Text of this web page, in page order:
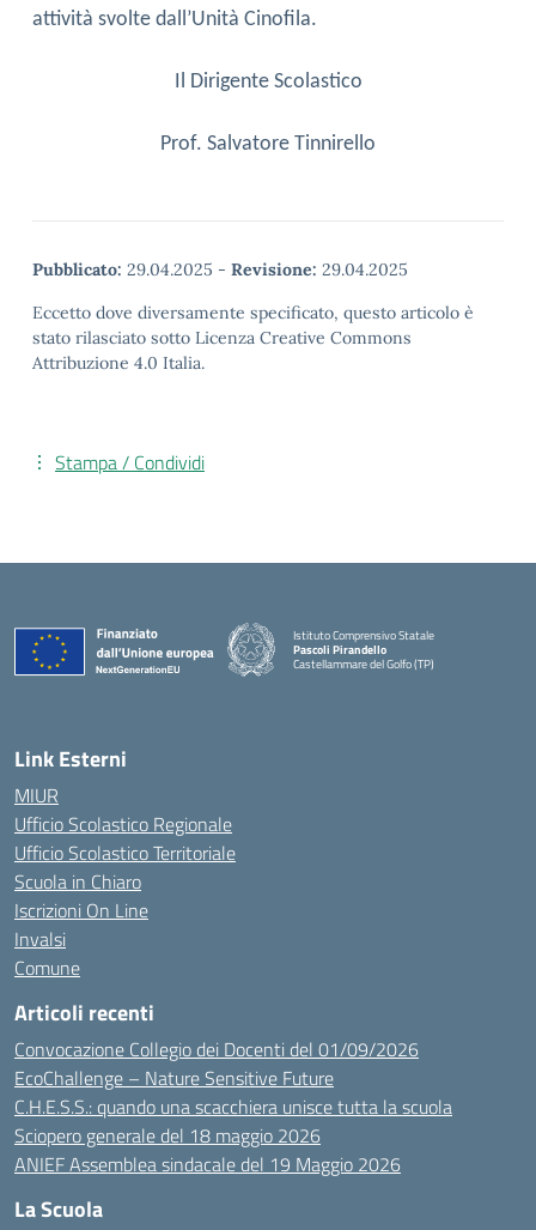
attività svolte dall’Unità Cinofila.
Il Dirigente Scolastico
Prof. Salvatore Tinnirello
Pubblicato: 29.04.2025 - Revisione: 29.04.2025
Eccetto dove diversamente specificato, questo articolo è
stato rilasciato sotto Licenza Creative Commons
Attribuzione 4.0 Italia.
Stampa / Condividi
Istituto Comprensivo Statale
Pascoli Pirandello
Castellammare del Golfo (TP)
Link Esterni
MIUR
Ufficio Scolastico Regionale
Ufficio Scolastico Territoriale
Scuola in Chiaro
Iscrizioni On Line
Invalsi
Comune
Articoli recenti
Convocazione Collegio dei Docenti del 01/09/2026
EcoChallenge – Nature Sensitive Future
C.H.E.S.S.: quando una scacchiera unisce tutta la scuola
Sciopero generale del 18 maggio 2026
ANIEF Assemblea sindacale del 19 Maggio 2026
La Scuola